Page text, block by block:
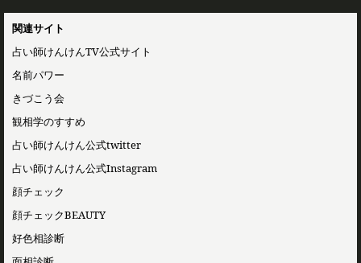
関連サイト
占い師けんけんTV公式サイト
名前パワー
きづこう会
観相学のすすめ
占い師けんけん公式twitter
占い師けんけん公式Instagram
顔チェック
顔チェックBEAUTY
好色相診断